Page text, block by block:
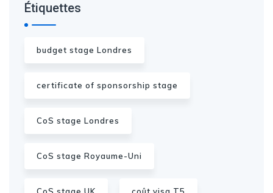
Étiquettes
budget stage Londres
certificate of sponsorship stage
CoS stage Londres
CoS stage Royaume-Uni